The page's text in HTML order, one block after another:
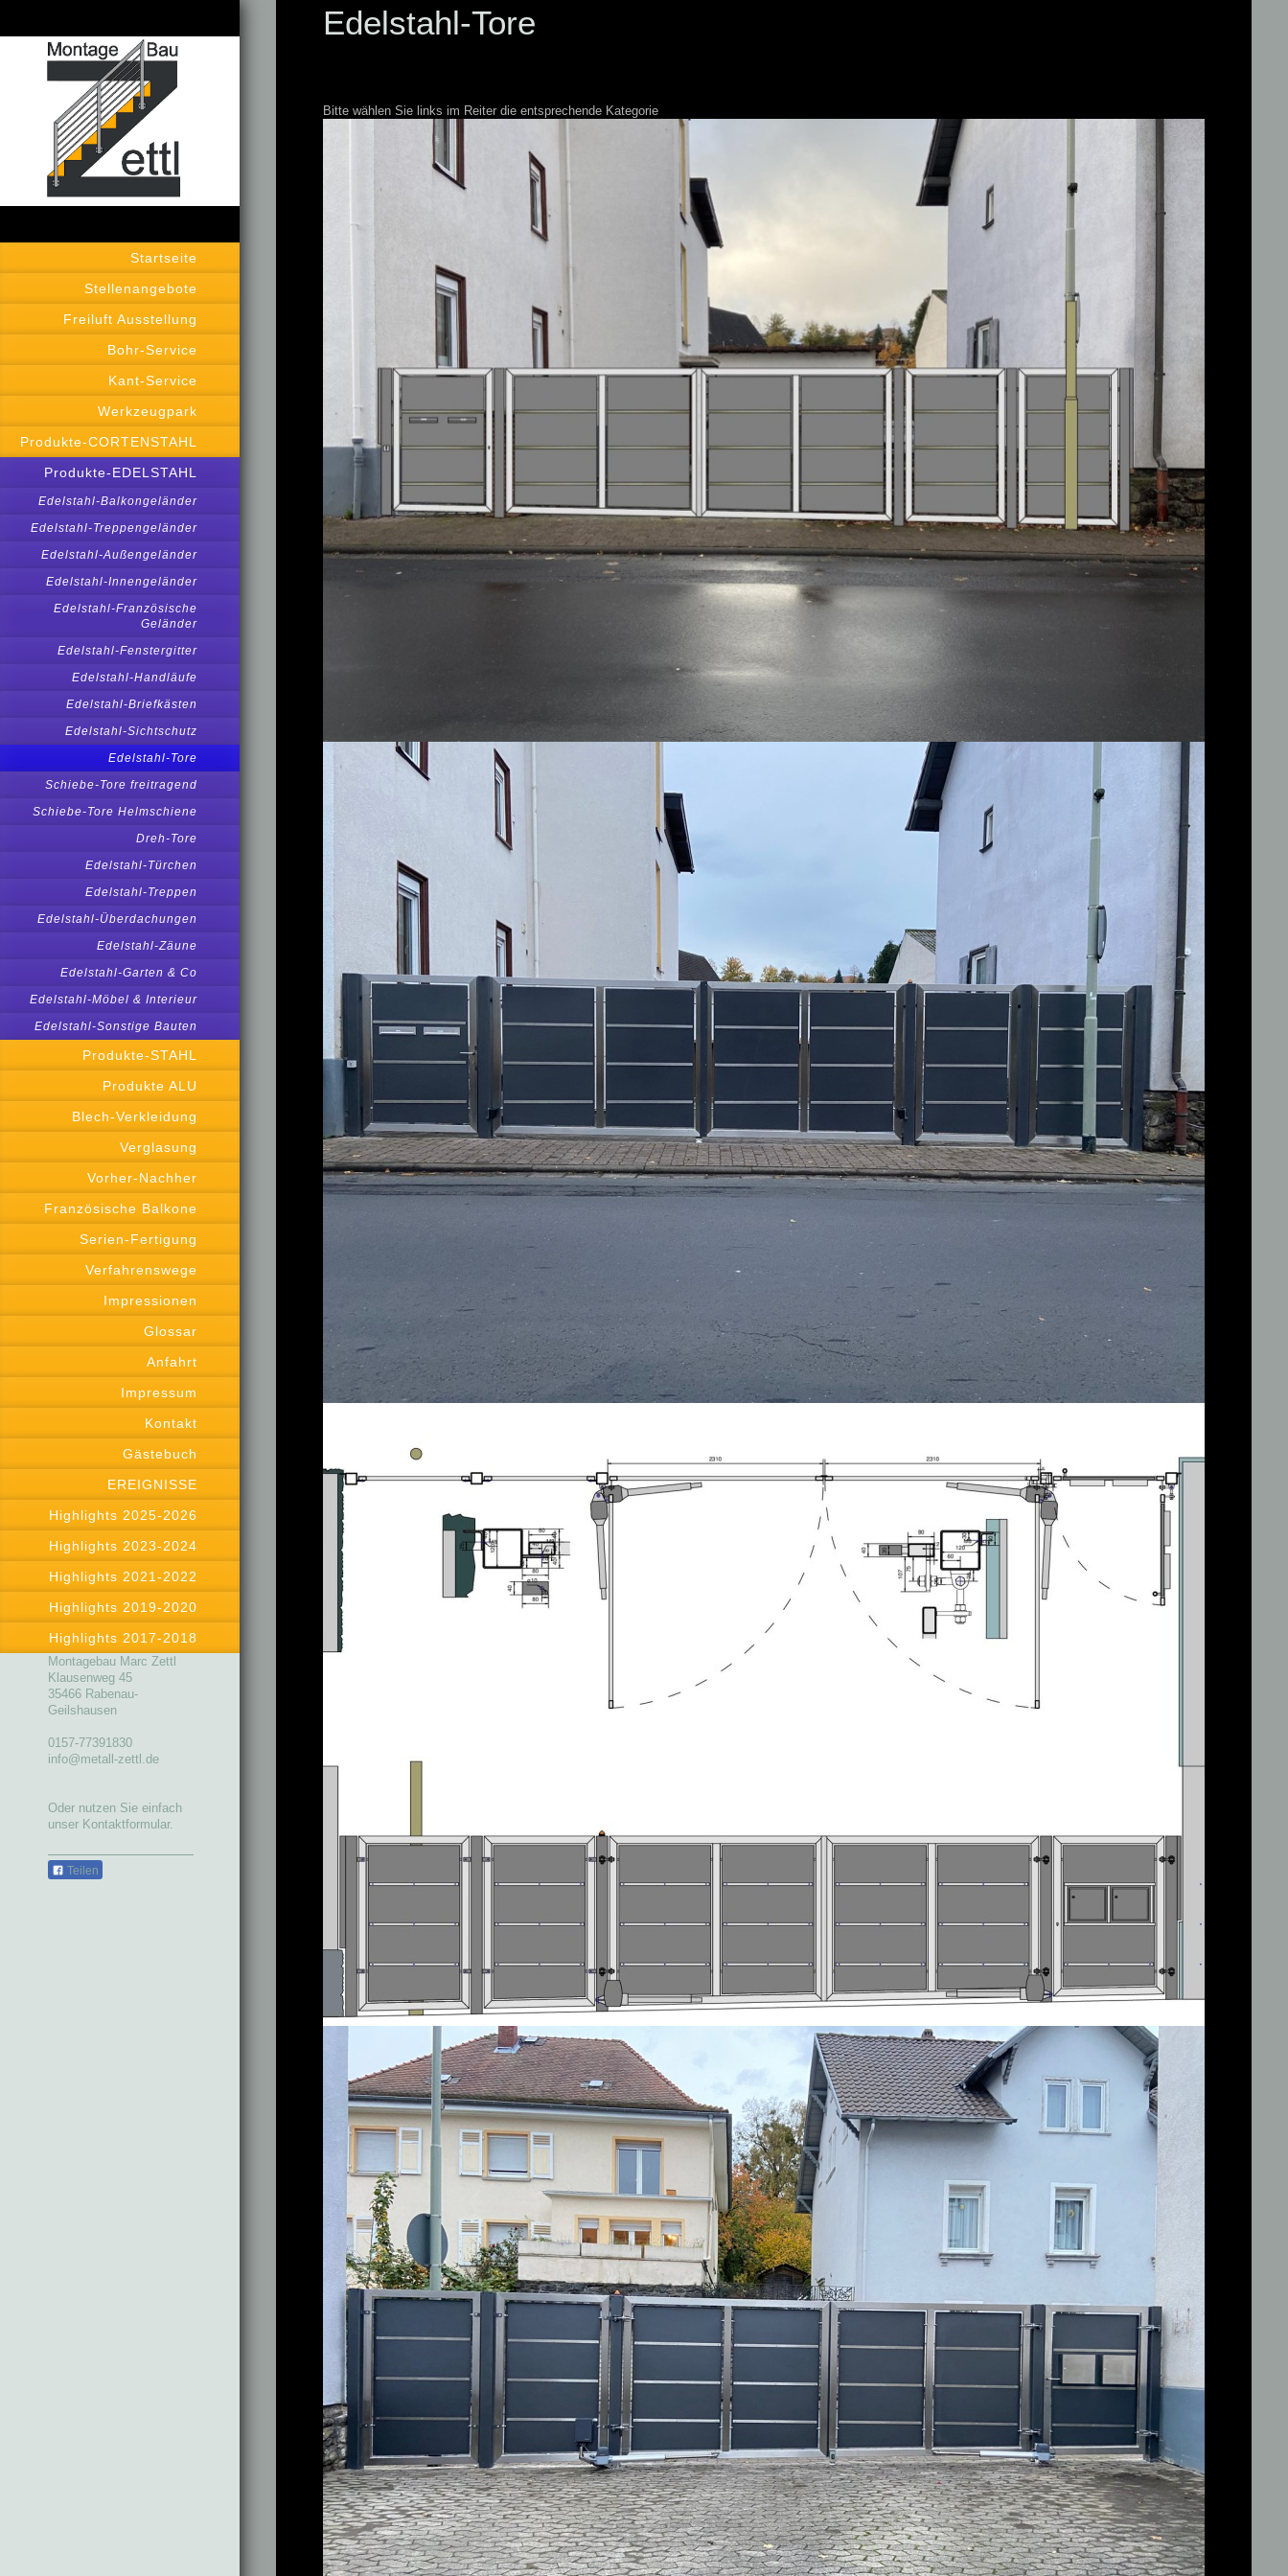
Startseite
Stellenangebote
Freiluft Ausstellung
Bohr-Service
Kant-Service
Werkzeugpark
Produkte-CORTENSTAHL
Produkte-EDELSTAHL
Edelstahl-Balkongeländer
Edelstahl-Treppengeländer
Edelstahl-Außengeländer
Edelstahl-Innengeländer
Edelstahl-Französische
Geländer
Edelstahl-Fenstergitter
Edelstahl-Handläufe
Edelstahl-Briefkästen
Edelstahl-Sichtschutz
Edelstahl-Tore
Schiebe-Tore freitragend
Schiebe-Tore Helmschiene
Dreh-Tore
Edelstahl-Türchen
Edelstahl-Treppen
Edelstahl-Überdachungen
Edelstahl-Zäune
Edelstahl-Garten & Co
Edelstahl-Möbel & Interieur
Edelstahl-Sonstige Bauten
Produkte-STAHL
Produkte ALU
Blech-Verkleidung
Verglasung
Vorher-Nachher
Französische Balkone
Serien-Fertigung
Verfahrenswege
Impressionen
Glossar
Anfahrt
Impressum
Kontakt
Gästebuch
EREIGNISSE
Highlights 2025-2026
Highlights 2023-2024
Highlights 2021-2022
Highlights 2019-2020
Highlights 2017-2018
Montagebau Marc Zettl
Klausenweg 45
35466 Rabenau-
Geilshausen
0157-77391830
info@metall-zettl.de
Oder nutzen Sie einfach
unser Kontaktformular.
Teilen
Edelstahl-Tore
Bitte wählen Sie links im Reiter die entsprechende Kategorie